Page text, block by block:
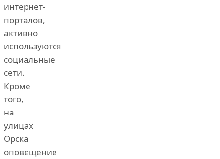
интернет-
порталов,
активно
используются
социальные
сети.
Кроме
того,
на
улицах
Орска
оповещение